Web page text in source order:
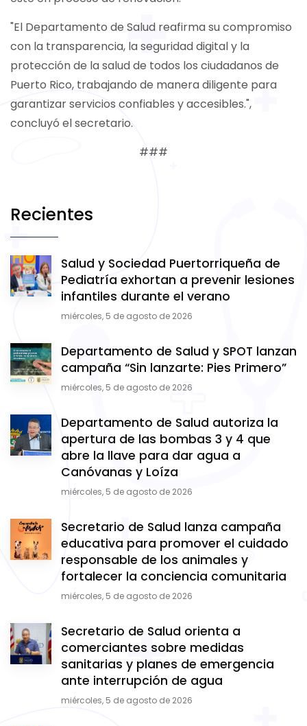
"El Departamento de Salud reafirma su compromiso
con la transparencia, la seguridad digital y la
protección de la salud de todos los ciudadanos de
Puerto Rico, trabajando de manera diligente para
garantizar servicios confiables y accesibles.",
concluyó el secretario.
###
Recientes
Salud y Sociedad Puertorriqueña de
Pediatría exhortan a prevenir lesiones
infantiles durante el verano
miércoles, 5 de agosto de 2026
Departamento de Salud y SPOT lanzan
campaña “Sin lanzarte: Pies Primero”
miércoles, 5 de agosto de 2026
Departamento de Salud autoriza la
apertura de las bombas 3 y 4 que
abre la llave para dar agua a
Canóvanas y Loíza
miércoles, 5 de agosto de 2026
Secretario de Salud lanza campaña
educativa para promover el cuidado
responsable de los animales y
fortalecer la conciencia comunitaria
miércoles, 5 de agosto de 2026
Secretario de Salud orienta a
comerciantes sobre medidas
sanitarias y planes de emergencia
ante interrupción de agua
miércoles, 5 de agosto de 2026